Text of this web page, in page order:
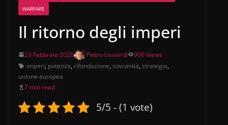
WARFARE
Il ritorno degli imperi
23 Febbraio 2026 Pietro Licciardi
900 Views
imperi, potenza, rifondazione, sovranità, strategia,
unione europea
7 min read
5/5 - (1 vote)